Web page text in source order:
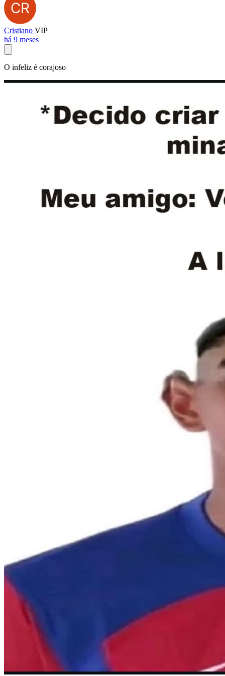
Cristiano VIP
há 9 meses
O infeliz é corajoso